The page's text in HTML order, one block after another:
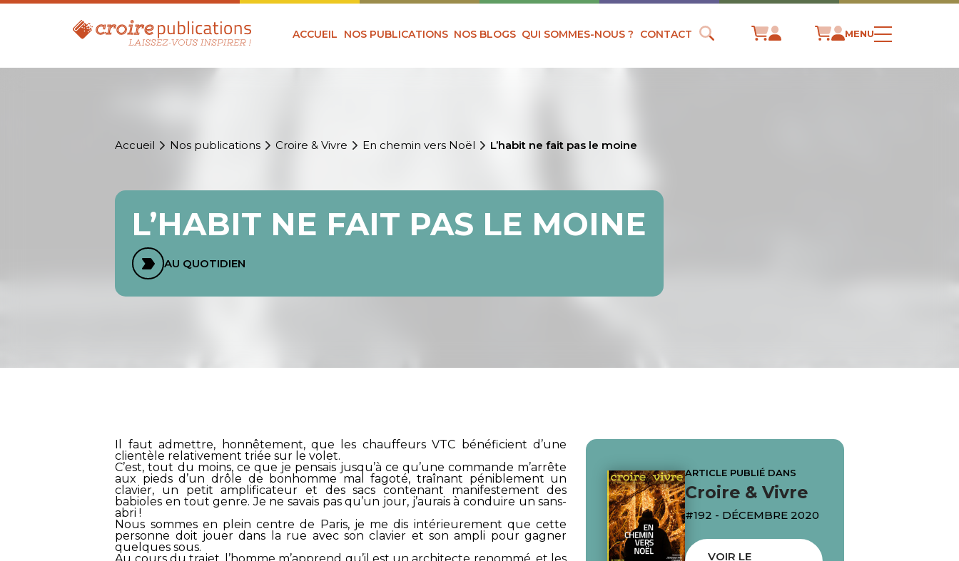
ACCUEIL NOS PUBLICATIONS NOS BLOGS QUI SOMMES-NOUS ? CONTACT MENU
Accueil Nos publications Croire & Vivre En chemin vers Noël L’habit ne fait pas le moine
L’HABIT NE FAIT PAS LE MOINE
AU QUOTIDIEN
Il faut admettre, honnêtement, que les chauffeurs VTC bénéficient d’une
clientèle relativement triée sur le volet.
C’est, tout du moins, ce que je pensais jusqu’à ce qu’une commande m’arrête
aux pieds d’un drôle de bonhomme mal fagoté, traînant péniblement un
clavier, un petit amplificateur et des sacs contenant manifestement des
babioles en tout genre. Je ne savais pas qu’un jour, j’aurais à conduire un sans-
abri !
Nous sommes en plein centre de Paris, je me dis intérieurement que cette
personne doit jouer dans la rue avec son clavier et son ampli pour gagner
quelques sous.
ARTICLE PUBLIÉ DANS
Croire & Vivre
#192 - DÉCEMBRE 2020
VOIR LE